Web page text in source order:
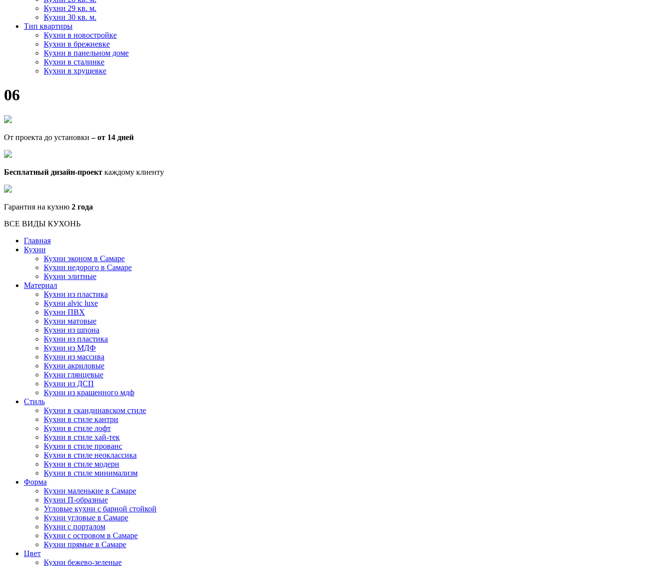
Кухни 29 кв. м.
Кухни 30 кв. м.
Тип квартиры
Кухни в новостройке
Кухни в брежневке
Кухни в панельном доме
Кухни в сталинке
Кухни в хрущевке
06
От проекта до установки– от 14 дней
Бесплатный дизайн-проект каждому клиенту
Гарантия на кухню 2 года
ВСЕ ВИДЫ КУХОНЬ
Главная
Кухни
Кухни эконом в Самаре
Кухни недорого в Самаре
Кухни элитные
Материал
Кухни из пластика
Кухни alvic luxe
Кухни ПВХ
Кухни матовые
Кухни из шпона
Кухни из пластика
Кухни из МДФ
Кухни из массива
Кухни акриловые
Кухни глянцевые
Кухни из ДСП
Кухни из крашенного мдф
Стиль
Кухни в скандинавском стиле
Кухни в стиле кантри
Кухни в стиле лофт
Кухни в стиле хай-тек
Кухни в стиле прованс
Кухни в стиле неоклассика
Кухни в стиле модерн
Кухни в стиле минимализм
Форма
Кухни маленькие в Самаре
Кухни П-образные
Угловые кухни с барной стойкой
Кухни угловые в Самаре
Кухни с порталом
Кухни с островом в Самаре
Кухни прямые в Самаре
Цвет
Кухни бежево-зеленые